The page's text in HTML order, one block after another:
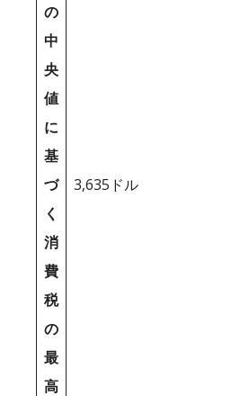
の
中
央
値
に
基
づ
く
消
費
税
の
最
高
3,635ドル